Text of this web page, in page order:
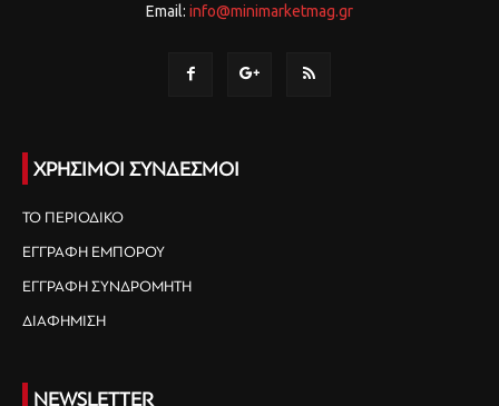
Email: info@minimarketmag.gr
ΧΡΗΣΙΜΟΙ ΣΥΝΔΕΣΜΟΙ
ΤΟ ΠΕΡΙΟΔΙΚΟ
ΕΓΓΡΑΦΗ ΕΜΠΟΡΟΥ
ΕΓΓΡΑΦΗ ΣΥΝΔΡΟΜΗΤΗ
ΔΙΑΦΗΜΙΣΗ
NEWSLETTER